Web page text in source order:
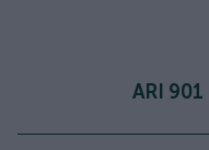
ARI 901